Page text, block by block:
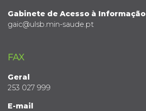
Gabinete de Acesso à Informação
gaic@ulsb.min-saude.pt
FAX
Geral
253 027 999
E-mail